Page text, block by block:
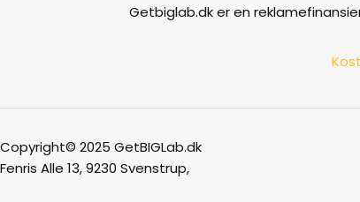
Getbiglab.dk er en
Copyright© 2025 GetBIGLab.dk
Fenris Alle 13, 9230 Svenstrup,